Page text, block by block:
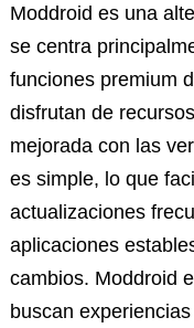
Moddroid es una
se centra
funciones premium
disfrutan de
mejorada con las
es simple, lo que
actualizaciones
aplicaciones
cambios. Moddroid
buscan